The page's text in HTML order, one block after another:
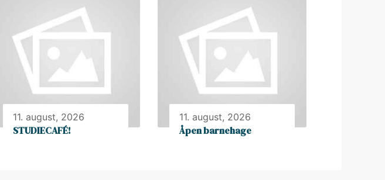
11. august, 2026
STUDIECAFÉ!
11. august, 2026
Åpen barnehage